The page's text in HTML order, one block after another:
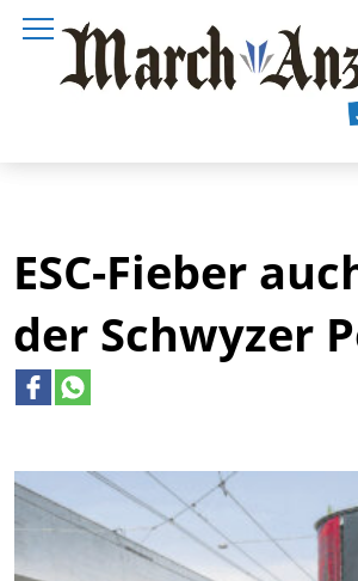
ESC-Fieber
der Schwyzer